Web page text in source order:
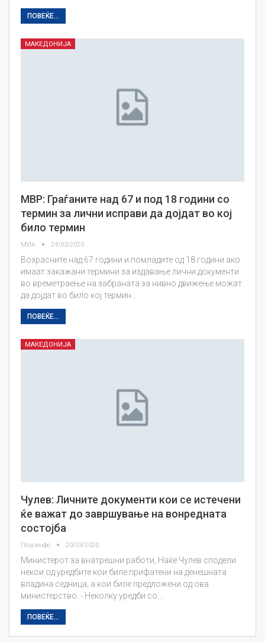
ПОВЕЌЕ...
МАКЕДОНИЈА
МВР: Граѓаните над 67 и под 18 години со
термин за лични исправи да дојдат во кој
било термин
МИА 24/03/2020
Возрасните над 67 години и помладите од 18 години ако
имаат закажани термини за издавање лични документи
во времетраење на забраната за нивно движење можат
да дојдат во било кој термин…
ПОВЕЌЕ...
МАКЕДОНИЈА
Чулев: Личните документи кои се истечени
ќе важат до завршување на вонредната
состојба
Плусинфо 20/03/2020
Министерот за внатрешни работи, Наќе Чулев сподели
некои од уредбите кои биле прифатени на денешната
владина седница, а кои биле предложени од ова
министерство. - Неколку уредби со…
ПОВЕЌЕ...